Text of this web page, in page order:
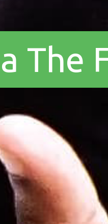
The